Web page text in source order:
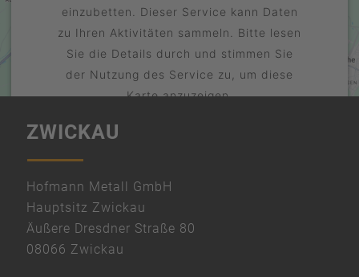
einzubetten. Dieser Service kann Daten
zu Ihren Aktivitäten sammeln. Bitte lesen
Sie die Details durch und stimmen Sie
der Nutzung des Service zu, um diese
Karte anzuzeigen.
Mehr Informationen
Usercentrics Consent Management
&
ZWICKAU
Hofmann Metall GmbH
Hauptsitz Zwickau
Äußere Dresdner Straße 80
08066 Zwickau